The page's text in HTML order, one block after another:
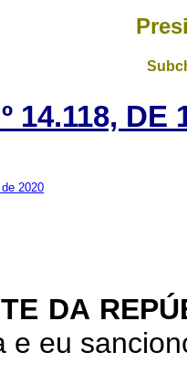
14.118, DE
2020
DA
e eu